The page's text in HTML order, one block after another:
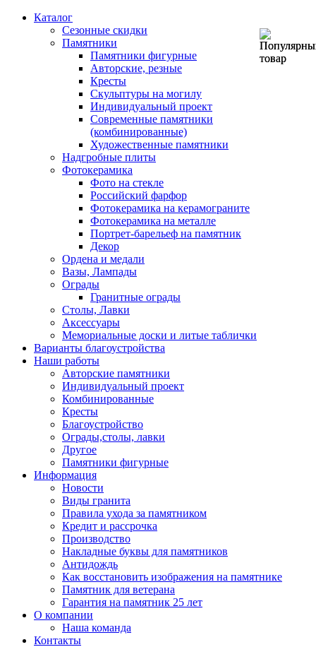
Каталог
Сезонные скидки
Памятники
Памятники фигурные
Авторские, резные
Кресты
Скульптуры на могилу
Индивидуальный проект
Современные памятники
(комбинированные)
Художественные памятники
Надгробные плиты
Фотокерамика
Фото на стекле
Российский фарфор
Фотокерамика на керамограните
Фотокерамика на металле
Портрет-барельеф на памятник
Декор
Ордена и медали
Вазы, Лампады
Ограды
Гранитные ограды
Столы, Лавки
Аксессуары
Мемориальные доски и литые таблички
Варианты благоустройства
Наши работы
Авторские памятники
Индивидуальный проект
Комбинированные
Кресты
Благоустройство
Ограды,столы, лавки
Другое
Памятники фигурные
Информация
Новости
Виды гранита
Правила ухода за памятником
Кредит и рассрочка
Производство
Накладные буквы для памятников
Антидождь
Как восстановить изображения на памятнике
Памятник для ветерана
Гарантия на памятник 25 лет
О компании
Наша команда
Контакты